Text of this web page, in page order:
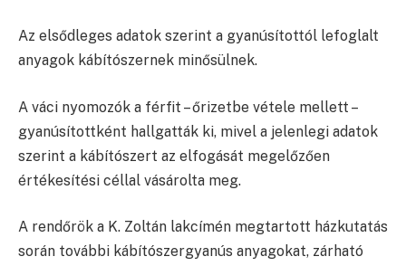
Az elsődleges adatok szerint a gyanúsítottól lefoglalt
anyagok kábítószernek minősülnek.
A váci nyomozók a férfit – őrizetbe vétele mellett –
gyanúsítottként hallgatták ki, mivel a jelenlegi adatok
szerint a kábítószert az elfogását megelőzően
értékesítési céllal vásárolta meg.
A rendőrök a K. Zoltán lakcímén megtartott házkutatás
során további kábítószergyanús anyagokat, zárható